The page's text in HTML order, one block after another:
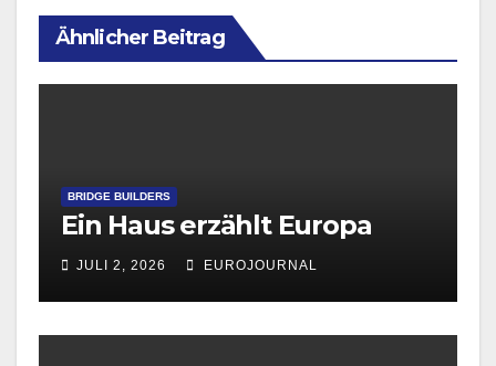
Ähnlicher Beitrag
BRIDGE BUILDERS
Ein Haus erzählt Europa
JULI 2, 2026 EUROJOURNAL